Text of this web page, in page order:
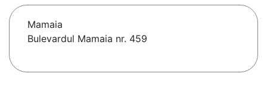
Mamaia
Bulevardul Mamaia nr. 459